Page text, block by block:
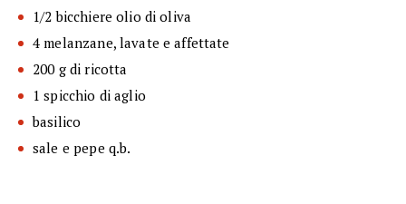
1/2 bicchiere olio di oliva
4 melanzane, lavate e affettate
200 g di ricotta
1 spicchio di aglio
basilico
sale e pepe q.b.